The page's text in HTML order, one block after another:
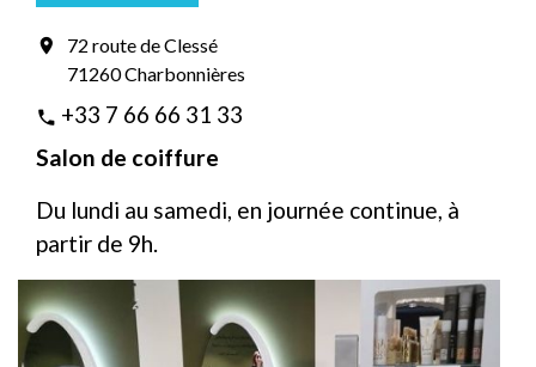
location_on
72 route de Clessé
71260 Charbonnières
phone +33 7 66 66 31 33
Salon de coiffure
Du lundi au samedi, en journée continue, à
partir de 9h.